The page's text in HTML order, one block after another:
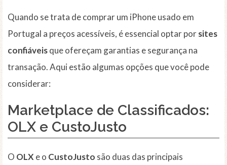
Quando se trata de comprar um iPhone usado em
Portugal a preços acessíveis, é essencial optar porsites
confiáveisque ofereçam garantias e segurança na
transação. Aqui estão algumas opções que você pode
considerar:
Marketplace de Classificados:
OLX e CustoJusto
O OLX e o CustoJusto são duas das principais